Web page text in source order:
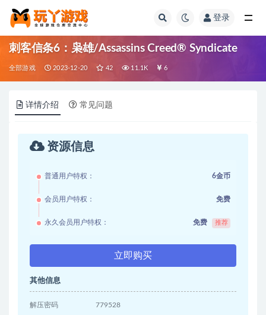
登录
刺客信条6：枭雄/Assassins Creed® Syndicate
全部游戏 2023-12-20 42 11.1K 6
详情介绍 常见问题
资源信息
普通用户特权： 6金币
会员用户特权： 免费
永久会员用户特权： 免费 推荐
立即购买
其他信息
解压密码 779528